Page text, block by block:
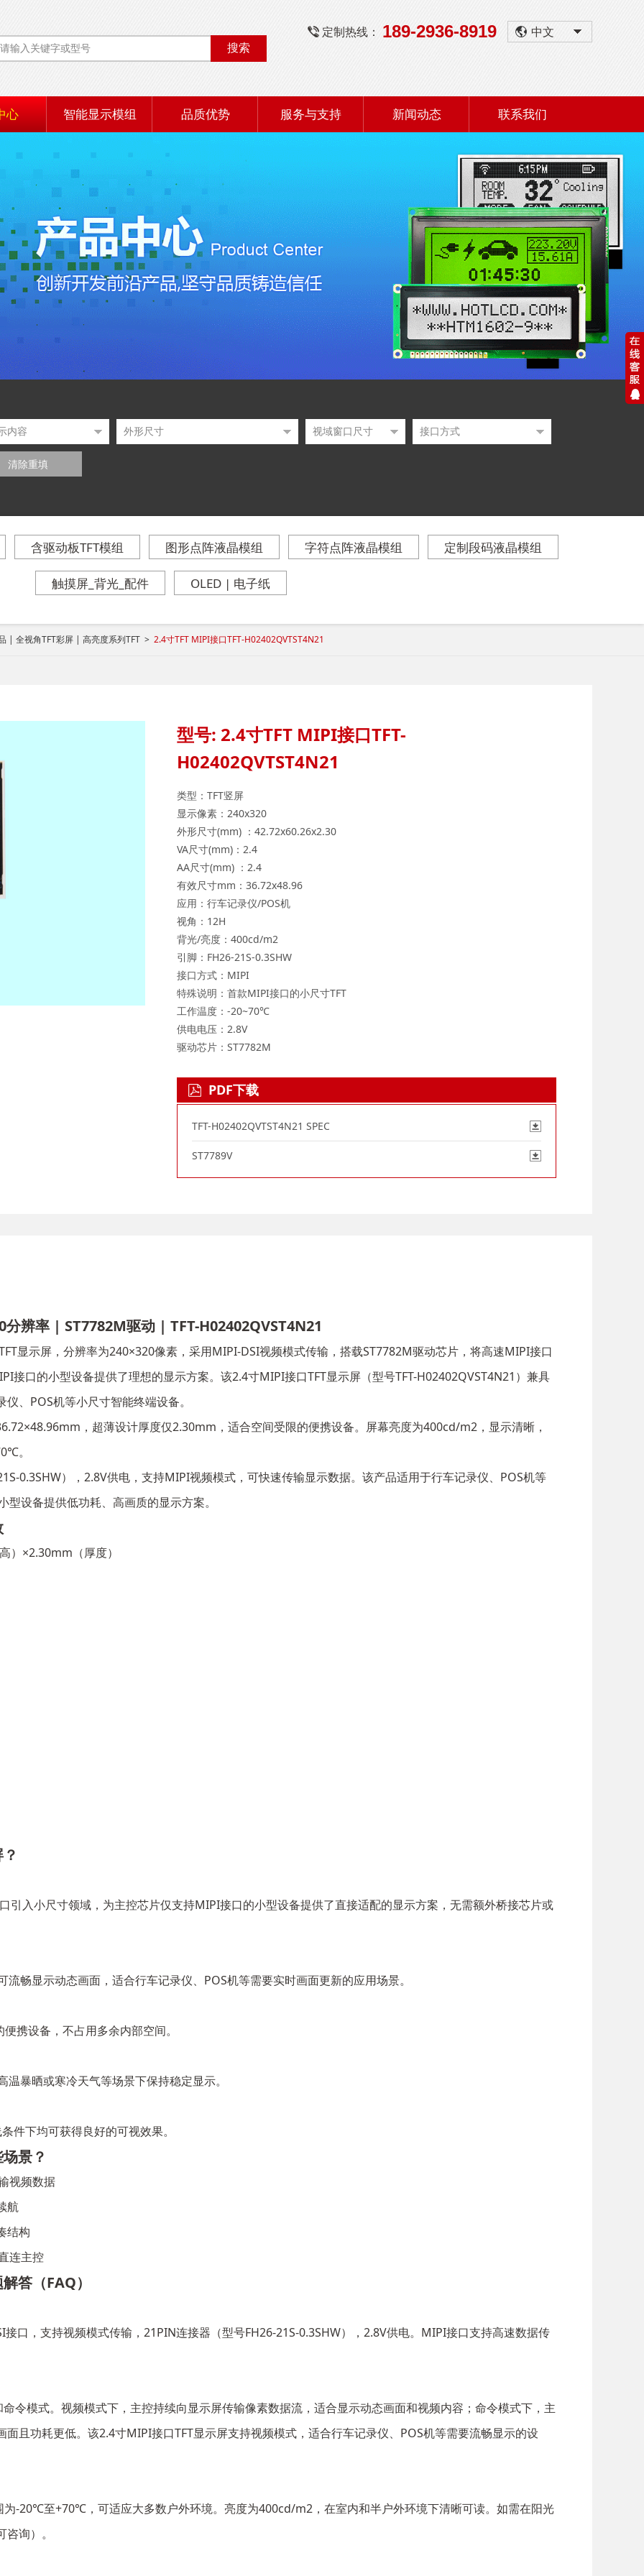
搜索
定制热线： 189-2936-8919 中文
心 智能显示模组 品质优势 服务与支持 新闻动态 联系我们
清除重填
含驱动板TFT模组 图形点阵液晶模组 字符点阵液晶模组 定制段码液晶模组
触摸屏_背光_配件 OLED | 电子纸
| 全视角TFT彩屏 | 高亮度系列TFT > 2.4寸TFT MIPI接口TFT-H02402QVTST4N21
型号: 2.4寸TFT MIPI接口TFT-
H02402QVTST4N21
类型：TFT竖屏
显示像素：240x320
外形尺寸(mm) ：42.72x60.26x2.30
VA尺寸(mm)：2.4
AA尺寸(mm) ：2.4
有效尺寸mm：36.72x48.96
应用：行车记录仪/POS机
视角：12H
背光/亮度：400cd/m2
引脚：FH26-21S-0.3SHW
接口方式：MIPI
特殊说明：首款MIPI接口的小尺寸TFT
工作温度：-20~70℃
供电电压：2.8V
驱动芯片：ST7782M
PDF下载
TFT-H02402QVTST4N21 SPEC
ST7789V
辨率 | ST7782M驱动 | TFT-H02402QVST4N21
显示屏，分辨率为240×320像素，采用MIPI-DSI视频模式传输，搭载ST7782M驱动芯片，将高速MIPI接口
接口的小型设备提供了理想的显示方案。该2.4寸MIPI接口TFT显示屏（型号TFT-H02402QVST4N21）兼具
、POS机等小尺寸智能终端设备。
，超薄设计厚度仅2.30mm，适合空间受限的便携设备。屏幕亮度为400cd/m2，显示清晰，
。
0.3SHW），2.8V供电，支持MIPI视频模式，可快速传输显示数据。该产品适用于行车记录仪、POS机等
设备提供低功耗、高画质的显示方案。
）×2.30mm（厚度）
引入小尺寸领域，为主控芯片仅支持MIPI接口的小型设备提供了直接适配的显示方案，无需额外桥接芯片或
畅显示动态画面，适合行车记录仪、POS机等需要实时画面更新的应用场景。
携设备，不占用多余内部空间。
暴晒或寒冷天气等场景下保持稳定显示。
件下均可获得良好的可视效果。
景？
视频数据
航
结构
连主控
答（FAQ）
口，支持视频模式传输，21PIN连接器（型号FH26-21S-0.3SHW），2.8V供电。MIPI接口支持高速数据传
令模式。视频模式下，主控持续向显示屏传输像素数据流，适合显示动态画面和视频内容；命令模式下，主
且功耗更低。该2.4寸MIPI接口TFT显示屏支持视频模式，适合行车记录仪、POS机等需要流畅显示的设
为-20℃至+70℃，可适应大多数户外环境。亮度为400cd/m2，在室内和半户外环境下清晰可读。如需在阳光
询）。